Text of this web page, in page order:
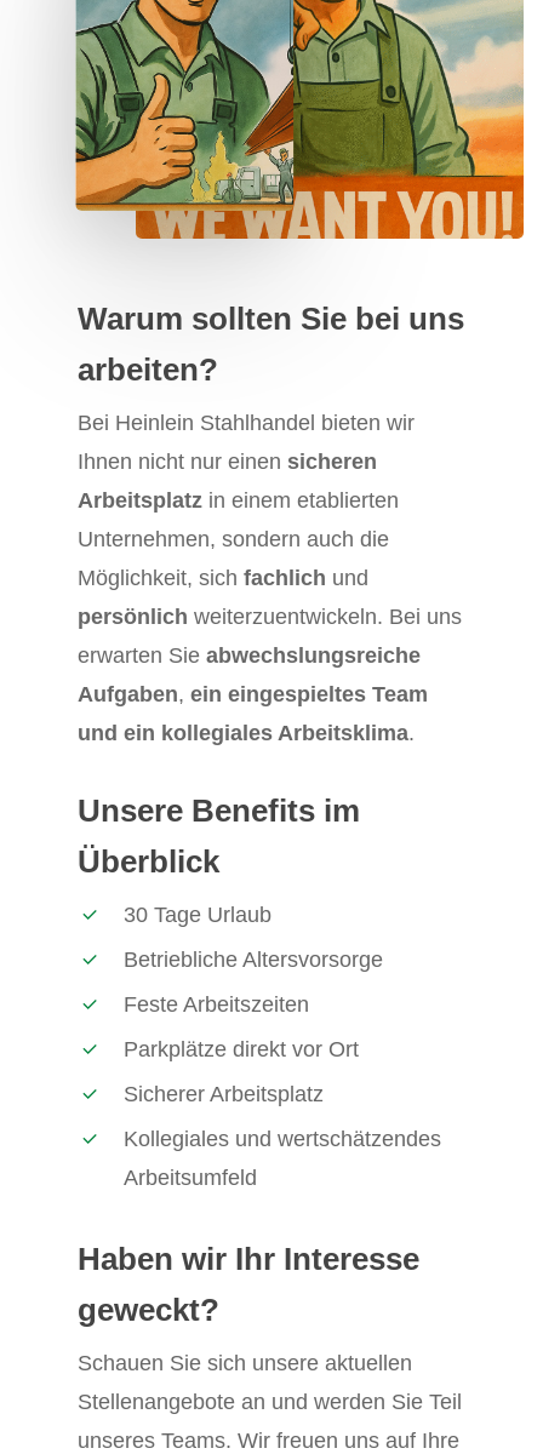
Warum sollten Sie bei uns
arbeiten?
Bei Heinlein Stahlhandel bieten wir
Ihnen nicht nur einen sicheren
Arbeitsplatz in einem etablierten
Unternehmen, sondern auch die
Möglichkeit, sichfachlich und
persönlich weiterzuentwickeln. Bei uns
erwarten Sieabwechslungsreiche
Aufgaben,ein eingespieltes Team
und ein kollegiales Arbeitsklima.
Unsere Benefits im
Überblick
30 Tage Urlaub
Betriebliche Altersvorsorge
Feste Arbeitszeiten
Parkplätze direkt vor Ort
Sicherer Arbeitsplatz
Kollegiales und wertschätzendes
Arbeitsumfeld
Haben wir Ihr Interesse
geweckt?
Schauen Sie sich unsere aktuellen
Stellenangebote an und werden Sie Teil
unseres Teams. Wir freuen uns auf Ihre